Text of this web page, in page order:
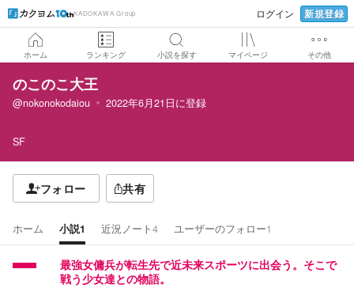
KADOKAWA Group ログイン 新規登録
ホーム ランキング 小説を探す マイページ その他
のこのこ大王
@nokonokodaiou 2022年6月21日に登録
SF
フォロー 共有
ホーム 小説1 近況ノート4 ユーザーのフォロー1
最強女傭兵が転生先で近未来スポーツに出会う。そこで
戦う少女達との物語。